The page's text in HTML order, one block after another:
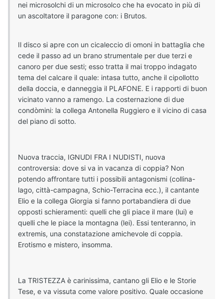
nei microsolchi di un microsolco che ha evocato in più di
un ascoltatore il paragone con: i Brutos.
Il disco si apre con un cicaleccio di omoni in battaglia che
cede il passo ad un brano strumentale per due terzi e
canoro per due sesti; esso tratta il mai troppo indagato
tema del calcare il quale: intasa tutto, anche il cipollotto
della doccia, e danneggia il PLAFONE. E i rapporti di buon
vicinato vanno a ramengo. La costernazione di due
condòmini: la collega Antonella Ruggiero e il vicino di casa
del piano di sotto.
Nuova traccia, IGNUDI FRA I NUDISTI, nuova
controversia: dove si va in vacanza di coppia? Non
potendo affrontare tutti i possibili antagonismi (collina-
lago, città-campagna, Schio-Terracina ecc.), il cantante
Elio e la collega Giorgia si fanno portabandiera di due
opposti schieramenti: quelli che gli piace il mare (lui) e
quelli che le piace la montagna (lei). Essi tenteranno, in
extremis, una constatazione amichevole di coppia.
Erotismo e mistero, insomma.
La TRISTEZZA è carinissima, cantano gli Elio e le Storie
Tese, e va vissuta come valore positivo. Quale occasione